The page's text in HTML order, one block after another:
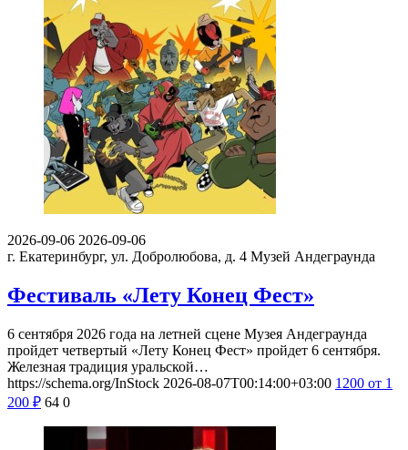
2026-09-06 2026-09-06
г. Екатеринбург, ул. Добролюбова, д. 4 Музей Андеграунда
Фестиваль «Лету Конец Фест»
6 сентября 2026 года на летней сцене Музея Андеграунда
пройдет четвертый «Лету Конец Фест» пройдет 6 сентября.
Железная традиция уральской…
https://schema.org/InStock 2026-08-07T00:14:00+03:00 1200 от 1
200 ₽ 64 0